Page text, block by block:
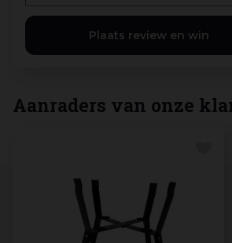
Aanraders van onze